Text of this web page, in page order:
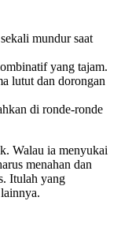
mundur saat
yang tajam.
lutut dan dorongan
di ronde-ronde
Walau ia menyukai
menahan dan
Itulah yang